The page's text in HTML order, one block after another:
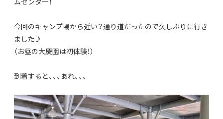
今回のキャンプ場から近い？通り道だったので久しぶりに行き
ました♪
（お昼の大慶園は初体験！）
到着すると、、、あれ、、、